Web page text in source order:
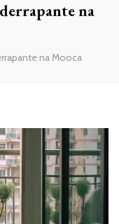
na
na Mooca